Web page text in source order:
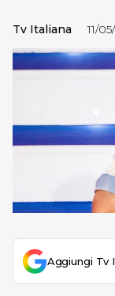
Tv Italiana 11/
Aggiungi Tv